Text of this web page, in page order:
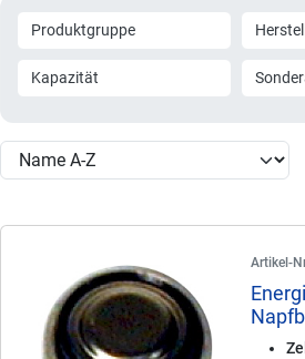
Produktgruppe
Kapazität
Artikel-